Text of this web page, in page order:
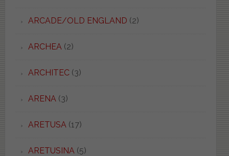
ARCADE/OLD ENGLAND (2)
ARCHEA (2)
ARCHITEC(3)
ARENA (3)
ARETUSA (17)
ARETUSINA (5)